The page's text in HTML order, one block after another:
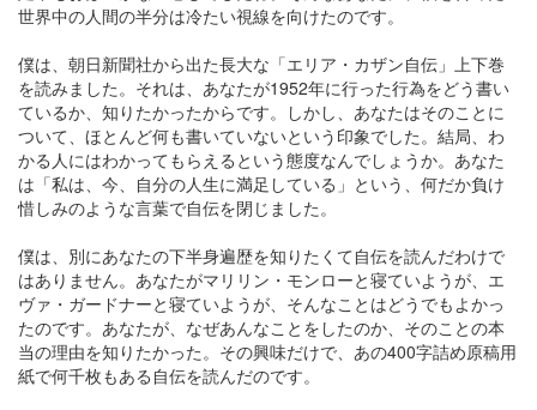
世界中の人間の半分は冷たい視線を向けたのです。
僕は、朝日新聞社から出た長大な「エリア・カザン自伝」上下巻
を読みました。それは、あなたが1952年に行った行為をどう書い
ているか、知りたかったからです。しかし、あなたはそのことに
ついて、ほとんど何も書いていないという印象でした。結局、わ
かる人にはわかってもらえるという態度なんでしょうか。あなた
は「私は、今、自分の人生に満足している」という、何だか負け
惜しみのような言葉で自伝を閉じました。
僕は、別にあなたの下半身遍歴を知りたくて自伝を読んだわけで
はありません。あなたがマリリン・モンローと寝ていようが、エ
ヴァ・ガードナーと寝ていようが、そんなことはどうでもよかっ
たのです。あなたが、なぜあんなことをしたのか、そのことの本
当の理由を知りたかった。その興味だけで、あの400字詰め原稿用
紙で何千枚もある自伝を読んだのです。